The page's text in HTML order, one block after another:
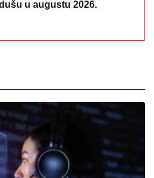
u augustu 2026.